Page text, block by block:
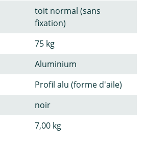
toit normal (sans
fixation)
75 kg
Aluminium
Profil alu (forme d'aile)
noir
7,00 kg